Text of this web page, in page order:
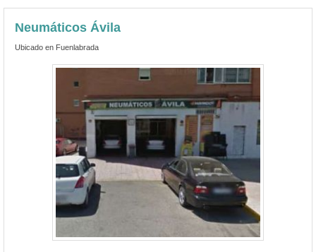
Neumáticos Ávila
Ubicado en Fuenlabrada